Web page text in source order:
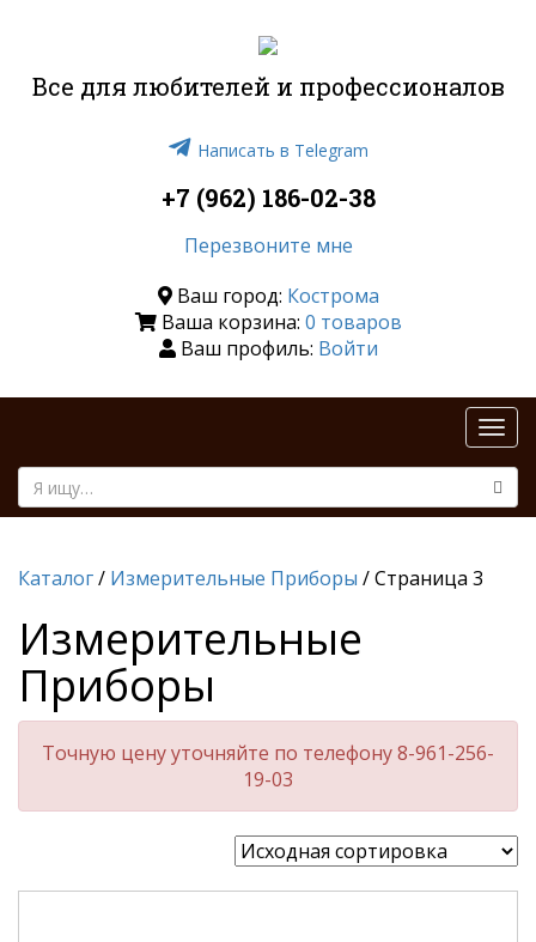
Все для любителей и профессионалов
Написать в Telegram
+7 (962) 186-02-38
Перезвоните мне
Ваш город: Кострома
Ваша корзина: 0 товаров
Ваш профиль: Войти
Каталог/ Измерительные Приборы / Страница 3
Измерительные
Приборы
Точную цену уточняйте по телефону 8-961-256-
19-03